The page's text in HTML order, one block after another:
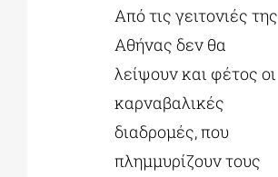
Από τις γειτονιές της
Αθήνας δεν θα
λείψουν και φέτος οι
καρναβαλικές
διαδρομές, που
πλημμυρίζουν τους